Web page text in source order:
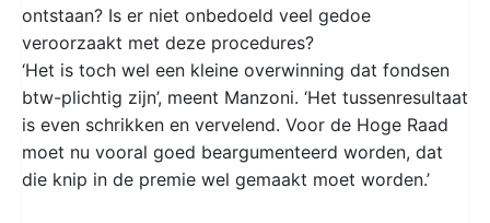
ontstaan? Is er niet onbedoeld veel gedoe
veroorzaakt met deze procedures?
‘Het is toch wel een kleine overwinning dat fondsen
btw-plichtig zijn’, meent Manzoni. ‘Het tussenresultaat
is even schrikken en vervelend. Voor de Hoge Raad
moet nu vooral goed beargumenteerd worden, dat
die knip in de premie wel gemaakt moet worden.’